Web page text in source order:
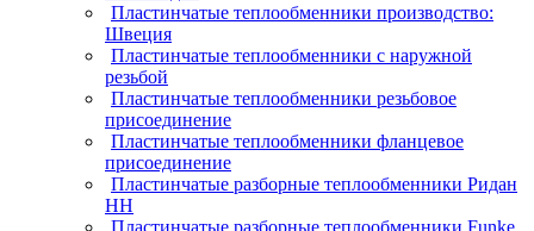
Пластинчатые теплообменники производство:
Швеция
Пластинчатые теплообменники с наружной
резьбой
Пластинчатые теплообменники резьбовое
присоединение
Пластинчатые теплообменники фланцевое
присоединение
Пластинчатые разборные теплообменники Ридан
НН
Пластинчатые разборные теплообменники Funke